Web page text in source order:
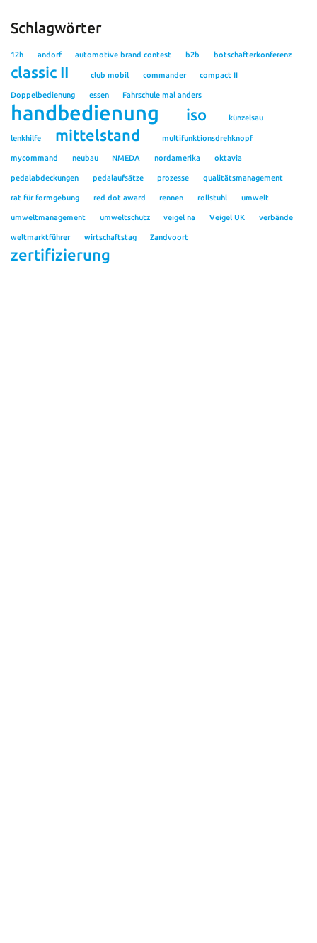
Schlagwörter
12h andorf automotive brand contest b2b botschafterkonferenz
classic II club mobil commander compact II
Doppelbedienung essen Fahrschule mal anders
handbedienung iso künzelsau
lenkhilfe mittelstand multifunktionsdrehknopf
mycommand neubau NMEDA nordamerika oktavia
pedalabdeckungen pedalaufsätze prozesse qualitätsmanagement
rat für formgebung red dot award rennen rollstuhl umwelt
umweltmanagement umweltschutz veigel na Veigel UK verbände
weltmarktführer wirtschaftstag Zandvoort
zertifizierung